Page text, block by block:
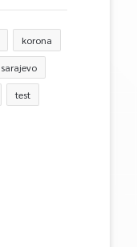
korona
sarajevo
test